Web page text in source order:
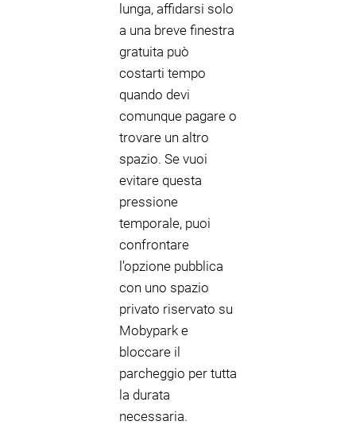
lunga, affidarsi solo
a una breve finestra
gratuita può
costarti tempo
quando devi
comunque pagare o
trovare un altro
spazio. Se vuoi
evitare questa
pressione
temporale, puoi
confrontare
l’opzione pubblica
con uno spazio
privato riservato su
Mobypark e
bloccare il
parcheggio per tutta
la durata
necessaria.